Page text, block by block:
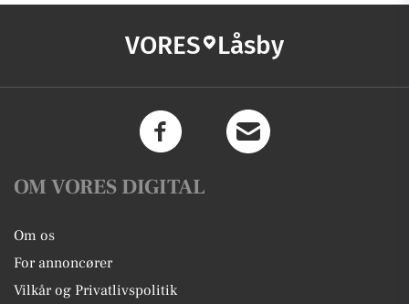
VORES Låsby
OM VORES DIGITAL
Om os
For annoncører
Vilkår og Privatlivspolitik